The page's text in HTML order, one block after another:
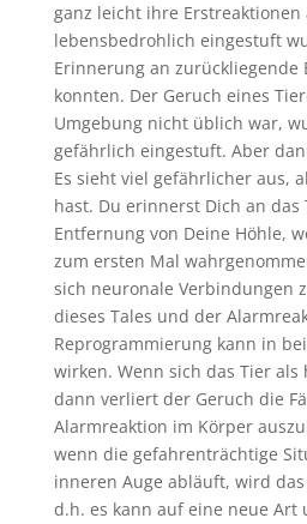
ganz leicht ihre Erstreaktionen
lebensbedrohlich eingestuft
Erinnerung an zurückliegende
konnten. Der Geruch eines
Umgebung nicht üblich war,
gefährlich eingestuft. Aber
Es sieht viel gefährlicher aus,
hast. Du erinnerst Dich an das
Entfernung von Deine Höhle,
zum ersten Mal
sich neuronale Verbindungen
dieses Tales und der
Reprogrammierung kann in
wirken. Wenn sich das Tier
dann verliert der Geruch die
Alarmreaktion im Körper
wenn die gefahrenträchtige
inneren Auge abläuft, wird das
d.h. es kann auf eine neue Art